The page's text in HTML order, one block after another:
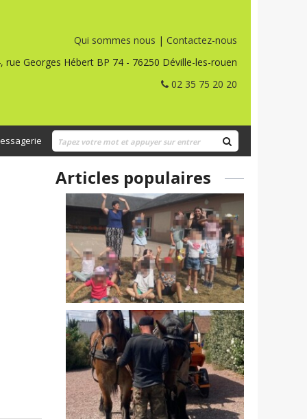
Qui sommes nous | Contactez-nous
rue Georges Hébert BP 74 - 76250 Déville-les-rouen
02 35 75 20 20
Articles populaires